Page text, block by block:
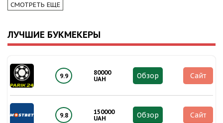
СМОТРЕТЬ ЕЩЕ
ЛУЧШИЕ БУКМЕКЕРЫ
9.9
80000
UAH
Обзор Сайт
9.8
150000
UAH
Обзор Сайт